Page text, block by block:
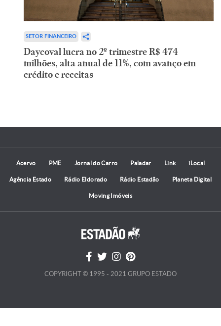
SETOR FINANCEIRO
Daycoval lucra no 2º trimestre R$ 474
milhões, alta anual de 11%, com avanço em
crédito e receitas
Acervo PME Jornal do Carro Paladar Link iLocal
Agência Estado Rádio Eldorado Rádio Estadão Planeta Digital
Moving Imóveis
COPYRIGHT © 1995 - 2021 GRUPO ESTADO